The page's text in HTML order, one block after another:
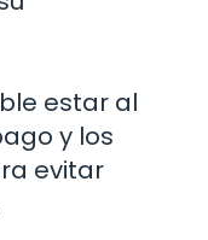
estar al
y los
evitar